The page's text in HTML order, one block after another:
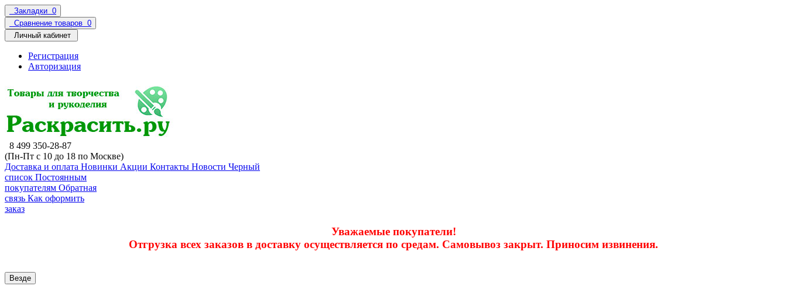
Закладки 0
Сравнение товаров 0
Личный кабинет
Регистрация
Авторизация
8 499 350-28-87
(Пн-Пт с 10 до 18 по Москве)
Доставка и оплата Новинки Акции Контакты Новости Черный
список Постоянным
покупателям Обратная
связь Как оформить
заказ
Уважаемые покупатели!
Отгрузка всех заказов в доставку осуществляется по средам. Самовывоз закрыт. Приносим извинения.
Везде